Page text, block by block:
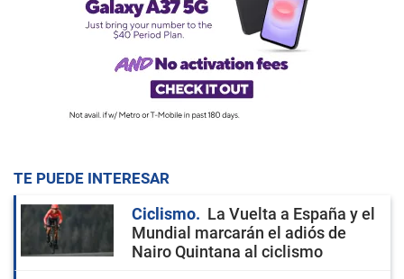
TE PUEDE INTERESAR
Ciclismo
La Vuelta a España y el
Mundial marcarán el adiós de
Nairo Quintana al ciclismo